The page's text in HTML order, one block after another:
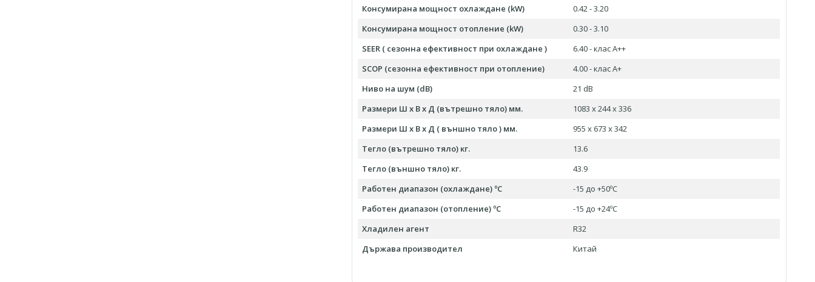
Консумирана мощност охлаждане (kW)
0.42 - 3.20
Консумирана мощност отопление (kW)
0.30 - 3.10
SEER ( сезонна ефективност при охлаждане )
6.40 - клас А++
SCOP (сезонна ефективност при отопление)
4.00 - клас А+
Ниво на шум (dB)
21 dB
Размери Ш х В х Д (вътрешно тяло) мм.
1083 x 244 x 336
Размери Ш х В х Д ( външно тяло ) мм.
955 x 673 x 342
Тегло (вътрешно тяло) кг.
13.6
Тегло (външно тяло) кг.
43.9
Работен диапазон (охлаждане) ºC
-15 до +50ºC
Работен диапазон (отопление) ºC
-15 до +24ºC
Хладилен агент
R32
Държава производител
Китай